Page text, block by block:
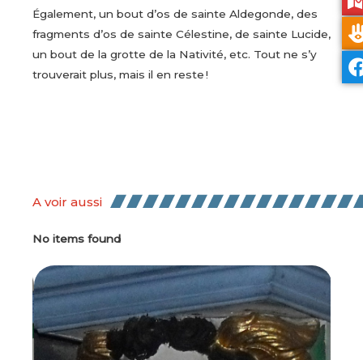
Également, un bout d’os de sainte Aldegonde, des
fragments d’os de sainte Célestine, de sainte Lucide,
un bout de la grotte de la Nativité, etc. Tout ne s’y
trouverait plus, mais il en reste !
A voir aussi
No items found